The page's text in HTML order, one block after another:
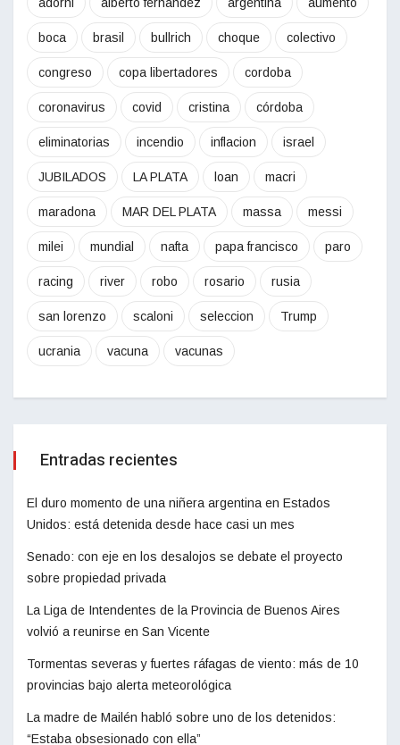
boca brasil bullrich choque colectivo
congreso copa libertadores cordoba
coronavirus covid cristina córdoba
eliminatorias incendio inflacion israel
JUBILADOS LA PLATA loan macri
maradona MAR DEL PLATA massa messi
milei mundial nafta papa francisco paro
racing river robo rosario rusia
san lorenzo scaloni seleccion Trump
ucrania vacuna vacunas
Entradas recientes
El duro momento de una niñera argentina en Estados
Unidos: está detenida desde hace casi un mes
Senado: con eje en los desalojos se debate el proyecto
sobre propiedad privada
La Liga de Intendentes de la Provincia de Buenos Aires
volvió a reunirse en San Vicente
Tormentas severas y fuertes ráfagas de viento: más de 10
provincias bajo alerta meteorológica
La madre de Mailén habló sobre uno de los detenidos:
“Estaba obsesionado con ella”